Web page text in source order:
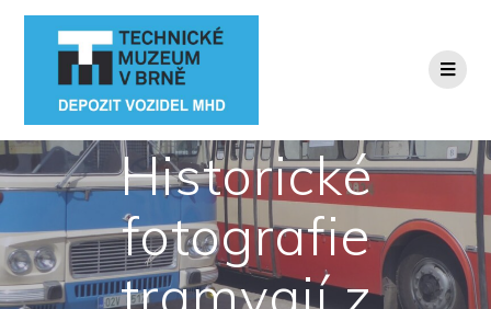
Přeskočit
Historické
fotografie